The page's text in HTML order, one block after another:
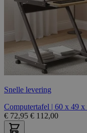
Snelle levering
Computertafel | 60 x 49
€ 72,95 € 112,00